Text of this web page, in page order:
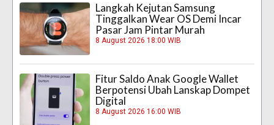
Langkah Kejutan Samsung
Tinggalkan Wear OS Demi Incar
Pasar Jam Pintar Murah
8 August 2026 18:00 WIB
Fitur Saldo Anak Google Wallet
Berpotensi Ubah Lanskap Dompet
Digital
8 August 2026 16:00 WIB